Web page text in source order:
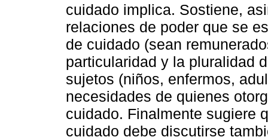
cuidado implica. Sostiene,
relaciones de poder que se
de cuidado (sean
particularidad y la pluralidad
sujetos (niños, enfermos,
necesidades de quienes
cuidado. Finalmente sugiere
cuidado debe discutirse